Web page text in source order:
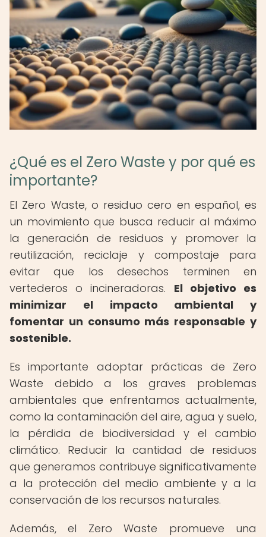
¿Qué es el Zero Waste y por qué es
importante?
El Zero Waste, o residuo cero en español, es
un movimiento que busca reducir al máximo
la generación de residuos y promover la
reutilización, reciclaje y compostaje para
evitar que los desechos terminen en
vertederos o incineradoras. El objetivo es
minimizar el impacto ambiental y
fomentar un consumo más responsable y
sostenible.
Es importante adoptar prácticas de Zero
Waste debido a los graves problemas
ambientales que enfrentamos actualmente,
como la contaminación del aire, agua y suelo,
la pérdida de biodiversidad y el cambio
climático. Reducir la cantidad de residuos
que generamos contribuye significativamente
a la protección del medio ambiente y a la
conservación de los recursos naturales.
Además, el Zero Waste promueve una